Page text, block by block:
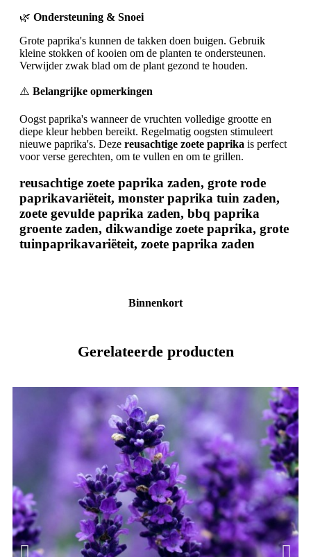
🌿 Ondersteuning & Snoei
Grote paprika's kunnen de takken doen buigen. Gebruik
kleine stokken of kooien om de planten te ondersteunen.
Verwijder zwak blad om de plant gezond te houden.
⚠️ Belangrijke opmerkingen
Oogst paprika's wanneer de vruchten volledige grootte en
diepe kleur hebben bereikt. Regelmatig oogsten stimuleert
nieuwe paprika's. Deze reusachtige zoete paprika is perfect
voor verse gerechten, om te vullen en om te grillen.
reusachtige zoete paprika zaden, grote rode
paprikavariëteit, monster paprika tuin zaden,
zoete gevulde paprika zaden, bbq paprika
groente zaden, dikwandige zoete paprika, grote
tuinpaprikavariëteit, zoete paprika zaden
Binnenkort
Gerelateerde producten